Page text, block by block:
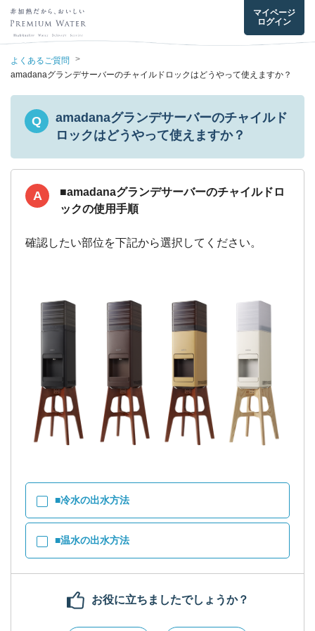
マイページ
ログイン
よくあるご質問
>
amadanaグランデサーバーのチャイルドロックはどうやって使えますか？
Q
amadanaグランデサーバーのチャイルド
ロックはどうやって使えますか？
A
■amadanaグランデサーバーのチャイルドロ
ックの使用手順
確認したい部位を下記から選択してください。
■冷水の出水方法
■温水の出水方法
お役に立ちましたでしょうか？